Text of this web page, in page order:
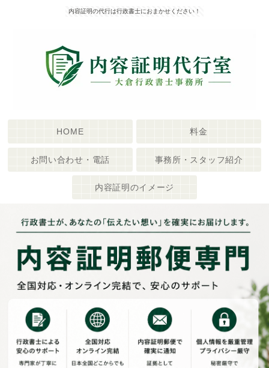
内容証明の代行は行政書士におまかせください！
HOME 料金
お問い合わせ・電話 事務所・スタッフ紹介
内容証明のイメージ